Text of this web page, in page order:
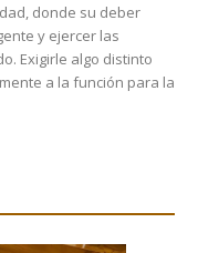
donde su deber
y ejercer las
Exigirle algo distinto
a la función para la